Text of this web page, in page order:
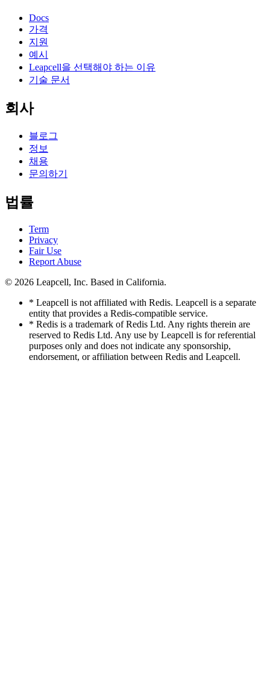
Docs
가격
지원
예시
Leapcell을 선택해야 하는 이유
기술 문서
회사
블로그
정보
채용
문의하기
법률
Term
Privacy
Fair Use
Report Abuse
© 2026 Leapcell, Inc. Based in California.
* Leapcell is not affiliated with Redis. Leapcell is a separate
entity that provides a Redis-compatible service.
* Redis is a trademark of Redis Ltd. Any rights therein are
reserved to Redis Ltd. Any use by Leapcell is for referential
purposes only and does not indicate any sponsorship,
endorsement, or affiliation between Redis and Leapcell.